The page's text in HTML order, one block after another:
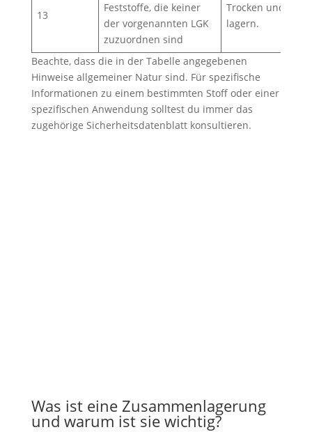
13
Feststoffe, die keiner
der vorgenannten LGK
zuzuordnen sind
Trocken und kühl
lagern.
Beachte, dass die in der Tabelle angegebenen
Hinweise allgemeiner Natur sind. Für spezifische
Informationen zu einem bestimmten Stoff oder einer
spezifischen Anwendung solltest du immer das
zugehörige Sicherheitsdatenblatt konsultieren.
Was ist eine Zusammenlagerung
und warum ist sie wichtig?